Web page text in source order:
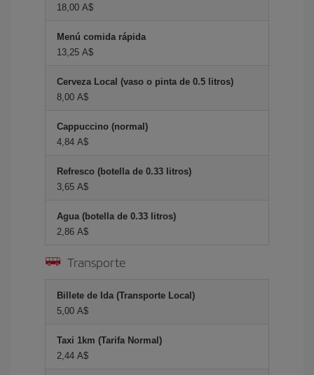
18,00 A$
Menú comida rápida
13,25 A$
Cerveza Local (vaso o pinta de 0.5 litros)
8,00 A$
Cappuccino (normal)
4,84 A$
Refresco (botella de 0.33 litros)
3,65 A$
Agua (botella de 0.33 litros)
2,86 A$
Transporte
Billete de Ida (Transporte Local)
5,00 A$
Taxi 1km (Tarifa Normal)
2,44 A$